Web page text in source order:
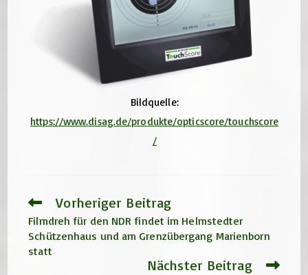
Bildquelle:
https://www.disag.de/produkte/opticscore/touchscore
/
Weitere
Artikel
ansehen
Vorheriger Beitrag
Filmdreh für den NDR findet im Helmstedter
Schützenhaus und am Grenzübergang Marienborn
statt
Nächster Beitrag